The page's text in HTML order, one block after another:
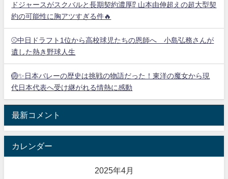
ドジャースがスクバルと長期契約濃厚⁉︎ 山本由伸超えの超大型契
約の可能性に胸アツすぎる件🔥
⚾中日ドラフト1位から高校球児たちの恩師へ 小島弘務さんが
遺した熱き野球人生
🏐✨日本バレーの歴史は挑戦の物語だった！東洋の魔女から現
代日本代表へ受け継がれる情熱に感動
最新コメント
カレンダー
2025年4月